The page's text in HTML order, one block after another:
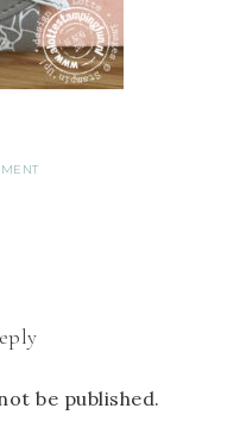
be published.